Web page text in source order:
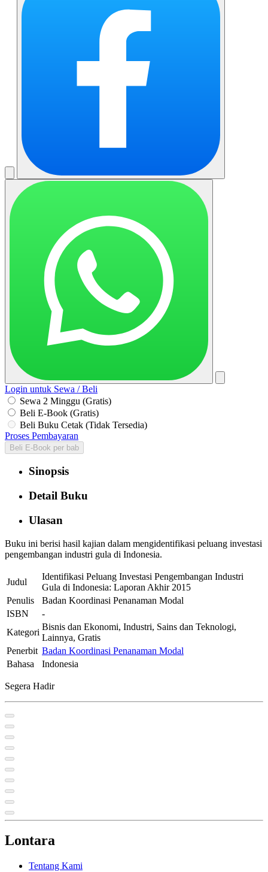
Login untuk Sewa / Beli
Sewa 2 Minggu (Gratis)
Beli E-Book (Gratis)
Beli Buku Cetak (Tidak Tersedia)
Proses Pembayaran
Beli E-Book per bab
Sinopsis
Detail Buku
Ulasan
Buku ini berisi hasil kajian dalam mengidentifikasi peluang investasi
pengembangan industri gula di Indonesia.
Judul
Identifikasi Peluang Investasi Pengembangan Industri
Gula di Indonesia: Laporan Akhir 2015
Penulis
Badan Koordinasi Penanaman Modal
ISBN
-
Kategori
Bisnis dan Ekonomi, Industri, Sains dan Teknologi,
Lainnya, Gratis
Penerbit Badan Koordinasi Penanaman Modal
Bahasa
Indonesia
Segera Hadir
Lontara
Tentang Kami